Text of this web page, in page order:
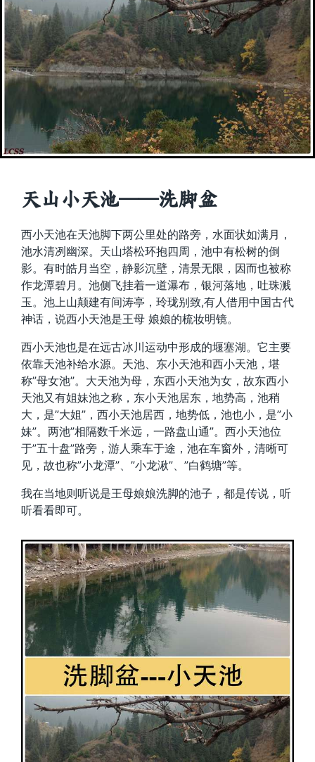
天山小天池——洗脚盆
西小天池在天池脚下两公里处的路旁，水面状如满月，
池水清冽幽深。天山塔松环抱四周，池中有松树的倒
影。有时皓月当空，静影沉壁，清景无限，因而也被称
作龙潭碧月。池侧飞挂着一道瀑布，银河落地，吐珠溅
玉。池上山颠建有间涛亭，玲珑别致,有人借用中国古代
神话，说西小天池是王母 娘娘的梳妆明镜。
西小天池也是在远古冰川运动中形成的堰塞湖。它主要
依靠天池补给水源。天池、东小天池和西小天池，堪
称”母女池”。大天池为母，东西小天池为女，故东西小
天池又有姐妹池之称，东小天池居东，地势高，池稍
大，是”大姐”，西小天池居西，地势低，池也小，是”小
妹”。两池”相隔数千米远，一路盘山通”。西小天池位
于”五十盘”路旁，游人乘车于途，池在车窗外，清晰可
见，故也称”小龙潭”、”小龙湫”、”白鹤塘”等。
我在当地则听说是王母娘娘洗脚的池子，都是传说，听
听看看即可。